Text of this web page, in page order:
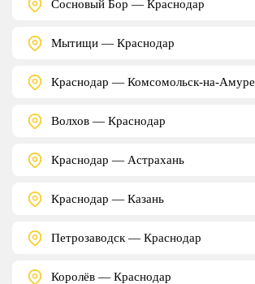
Сосновый Бор — Краснодар
Мытищи — Краснодар
Краснодар — Комсомольск-на-Амуре
Волхов — Краснодар
Краснодар — Астрахань
Краснодар — Казань
Петрозаводск — Краснодар
Королёв — Краснодар